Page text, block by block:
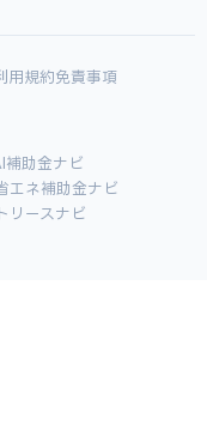
用規約免責事項
補助金ナビ
エネ補助金ナビ
リースナビ